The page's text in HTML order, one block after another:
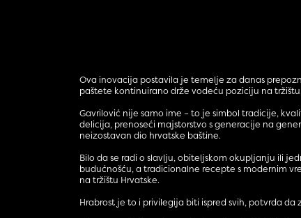
Ova inovacija postavila je temelje za danas
paštete kontinuirano drže vodeću poziciju na
Gavrilović nije samo ime – to je simbol tradicije,
delicija, prenoseći majstorstvo s generacije na
neizostavan dio hrvatske baštine.
Bilo da se radi o slavlju, obiteljskom okupljanju ili
budućnošću, a tradicionalne recepte s modernim
na tržištu Hrvatske.
Hrabrost je to i privilegija biti ispred svih, potvrda da